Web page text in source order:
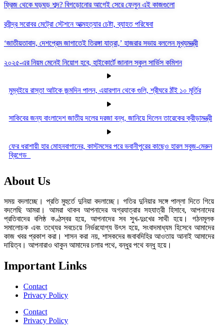
ফ্রিজ থেকে ঘড়ঘড় শব্দ? বিগড়োনোর আগেই সেরে ফেলুন এই কাজগুলো
রবীন্দ্র সরোবর মেট্রো স্টেশনে আত্মহত্যার চেষ্টা, ব্যাহত পরিষেবা
‘জাতীয়তাবাদ, দেশপ্রেম জাগাতেই তিরঙ্গা যাত্রা,’ হাজরার সভায় বললেন মুখ্যমন্ত্রী
২০২৫-এর নিয়ম মেনেই নিয়োগ হবে, হাইকোর্টে জানাল স্কুল সার্ভিস কমিশন
মুম্বইয়ে রাস্তা আটকে জন্মদিন পালন, এয়ারগান থেকে গুলি, শ্রীঘরে ঠাঁই ১০ মূর্তির
সাকিবের জন্য বাংলাদেশ জাতীয় দলের দরজা বন্ধ, জানিয়ে দিলেন তারেকের ক্রীড়ামন্ত্রী
ফের ধরাশায়ী হার মোহনবাগানের, কাস্টমসের পরে ভবানীপুরের কাছেও হারল সবুজ-মেরুন
ব্রিগেড
About Us
সময় বদলাচ্ছে। প্রতি মুহুর্তে দুনিয়া বদলাচ্ছে। গতির দুনিয়ার সঙ্গে পাল্লা দিতে গিয়ে
বদলেছি আমরা। আমরা থাকব আপনাদের অগ্রযাত্রার সহযাত্রী হিসাবে, আপনাদের
প্রতিবাদের বলিষ্ঠ কণ্ঠস্বর হয়ে, আপনাদের সব সুখ-দুঃখের সাথী হয়ে। গঠনমূলক
সমালোচক এবং তথ্যের সবচেয়ে নির্ভরযোগ্য উ‍ৎস হয়ে, সংবাদমাধ্যম হিসেবে আমাদের
কাজ খবর প্রকাশ করা। শাসন করা নয়, শাসকদের জবাবদিহির আওতায় আনাই আমাদের
দায়িত্ব। আপনারাও থাকুন আমাদের চলার পথে, বন্ধুর পথে বন্ধু হয়ে।
Important Links
Contact
Privacy Policy
Contact
Privacy Policy